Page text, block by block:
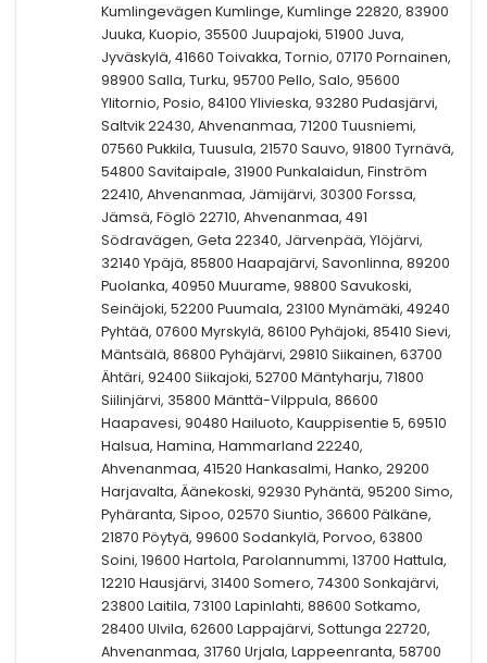
Kumlingevägen Kumlinge, Kumlinge 22820, 83900
Juuka, Kuopio, 35500 Juupajoki, 51900 Juva,
Jyväskylä, 41660 Toivakka, Tornio, 07170 Pornainen,
98900 Salla, Turku, 95700 Pello, Salo, 95600
Ylitornio, Posio, 84100 Ylivieska, 93280 Pudasjärvi,
Saltvik 22430, Ahvenanmaa, 71200 Tuusniemi,
07560 Pukkila, Tuusula, 21570 Sauvo, 91800 Tyrnävä,
54800 Savitaipale, 31900 Punkalaidun, Finström
22410, Ahvenanmaa, Jämijärvi, 30300 Forssa,
Jämsä, Föglö 22710, Ahvenanmaa, 491
Södravägen, Geta 22340, Järvenpää, Ylöjärvi,
32140 Ypäjä, 85800 Haapajärvi, Savonlinna, 89200
Puolanka, 40950 Muurame, 98800 Savukoski,
Seinäjoki, 52200 Puumala, 23100 Mynämäki, 49240
Pyhtää, 07600 Myrskylä, 86100 Pyhäjoki, 85410 Sievi,
Mäntsälä, 86800 Pyhäjärvi, 29810 Siikainen, 63700
Ähtäri, 92400 Siikajoki, 52700 Mäntyharju, 71800
Siilinjärvi, 35800 Mänttä-Vilppula, 86600
Haapavesi, 90480 Hailuoto, Kauppisentie 5, 69510
Halsua, Hamina, Hammarland 22240,
Ahvenanmaa, 41520 Hankasalmi, Hanko, 29200
Harjavalta, Äänekoski, 92930 Pyhäntä, 95200 Simo,
Pyhäranta, Sipoo, 02570 Siuntio, 36600 Pälkäne,
21870 Pöytyä, 99600 Sodankylä, Porvoo, 63800
Soini, 19600 Hartola, Parolannummi, 13700 Hattula,
12210 Hausjärvi, 31400 Somero, 74300 Sonkajärvi,
23800 Laitila, 73100 Lapinlahti, 88600 Sotkamo,
28400 Ulvila, 62600 Lappajärvi, Sottunga 22720,
Ahvenanmaa, 31760 Urjala, Lappeenranta, 58700